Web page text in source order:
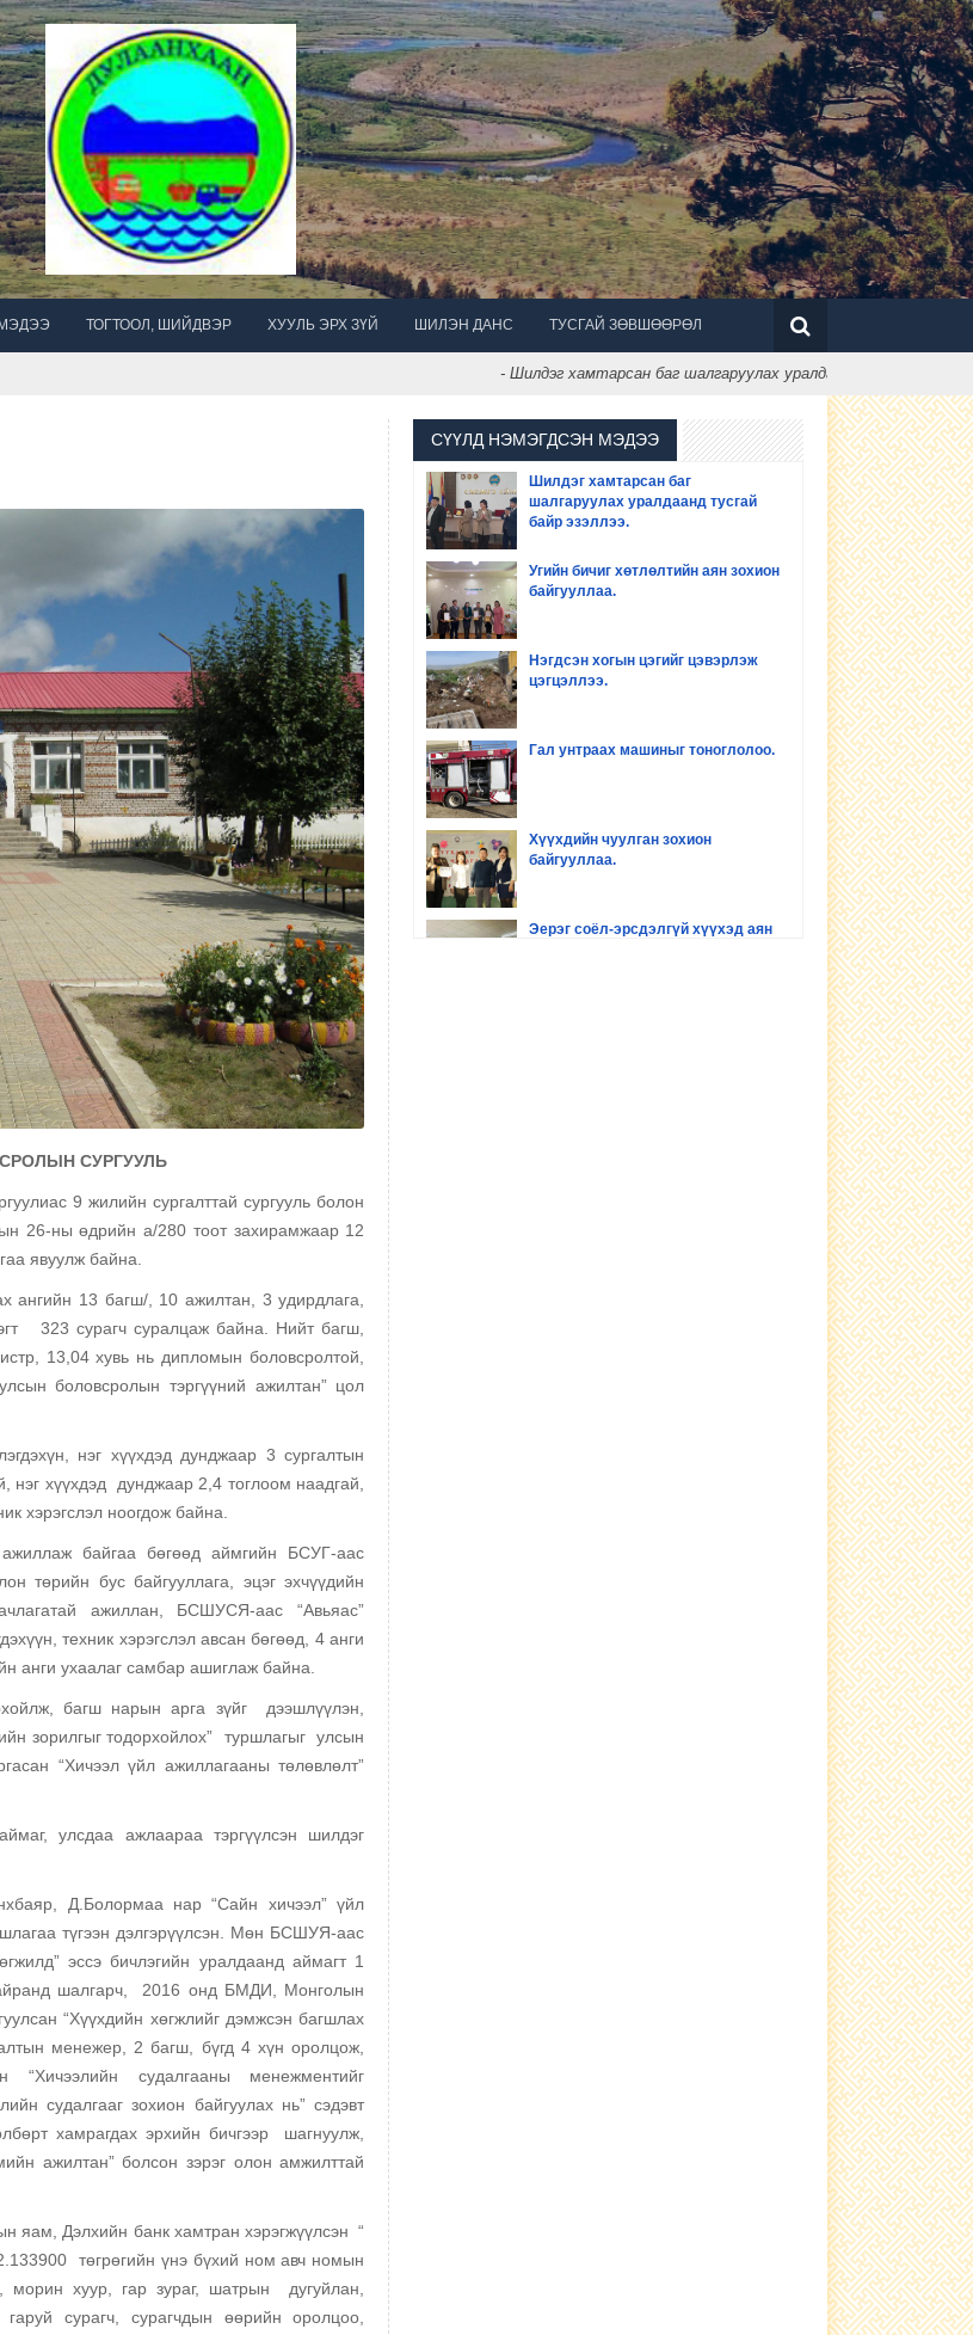
МЭДЭЭ ТОГТООЛ, ШИЙДВЭР ХУУЛЬ ЭРХ ЗҮЙ ШИЛЭН ДАНС ТУСГАЙ ЗӨВШӨӨРӨЛ
- Шилдэг хамтарсан баг шалгаруулах уралдаанд тусгай байр эзэллээ.
СУРГУУЛЬ
9 жилийн сургалттай сургууль болон
26-ны өдрийн а/280 тоот захирамжаар 12
явуулж байна.
ангийн 13 багш/, 10 ажилтан, 3 удирдлага,
323 сурагч суралцаж байна. Нийт багш,
13,04 хувь нь дипломын боловсролтой,
боловсролын тэргүүний ажилтан” цол
нэг хүүхдэд дунджаар 3 сургалтын
нэг хүүхдэд дунджаар 2,4 тоглоом наадгай,
хэрэгслэл ноогдож байна.
байгаа бөгөөд аймгийн БСУГ-аас
төрийн бус байгууллага, эцэг эхчүүдийн
ажиллан, БСШУСЯ-аас “Авьяас”
техник хэрэгслэл авсан бөгөөд, 4 анги
анги ухаалаг самбар ашиглаж байна.
багш нарын арга зүйг дээшлүүлэн,
зорилгыг тодорхойлох” туршлагыг улсын
“Хичээл үйл ажиллагааны төлөвлөлт”
улсдаа ажлаараа тэргүүлсэн шилдэг
Д.Болормаа нар “Сайн хичээл” үйл
түгээн дэлгэрүүлсэн. Мөн БСШУЯ-аас
эссэ бичлэгийн уралдаанд аймагт 1
шалгарч, 2016 онд БМДИ, Монголын
“Хүүхдийн хөгжлийг дэмжсэн багшлах
менежер, 2 багш, бүгд 4 хүн оролцож,
“Хичээлийн судалгааны менежментийг
судалгааг зохион байгуулах нь” сэдэвт
хамрагдах эрхийн бичгээр шагнуулж,
ажилтан” болсон зэрэг олон амжилттай
яам, Дэлхийн банк хамтран хэрэгжүүлсэн “
төгрөгийн үнэ бүхий ном авч номын
хуур, гар зураг, шатрын дугуйлан,
сурагч, сурагчдын өөрийн оролцоо,
СҮҮЛД НЭМЭГДСЭН МЭДЭЭ
Шилдэг хамтарсан баг
шалгаруулах уралдаанд тусгай
байр эзэллээ.
Угийн бичиг хөтлөлтийн аян зохион
байгууллаа.
Нэгдсэн хогын цэгийг цэвэрлэж
цэгцэллээ.
Гал унтраах машиныг тоноглолоо.
Хүүхдийн чуулган зохион
байгууллаа.
Эерэг соёл-эрсдэлгүй хүүхэд аян